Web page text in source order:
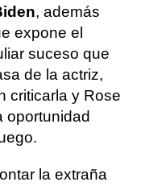
, además
expone el
suceso que
de la actriz,
criticarla y Rose
oportunidad
la extraña